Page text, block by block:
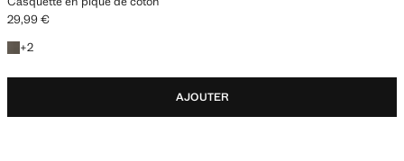
Prix actuel [29,99 € ]
29,99 €
+2
+2 couleurs
AJOUTER